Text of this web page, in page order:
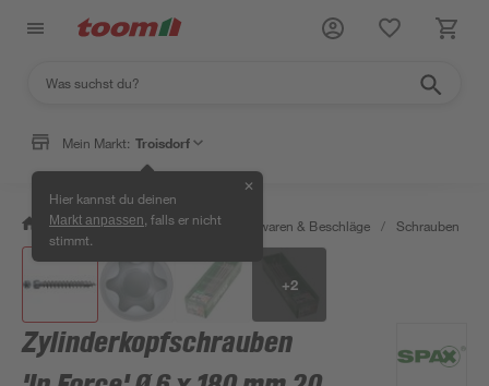
Mein Markt: Troisdorf
Hier kannst du deinen
Markt anpassen , falls er nicht
stimmt.
✕
/ Werkstatt & Maschinen / Eisenwaren & Beschläge / Schrauben
+2
Zylinderkopfschrauben